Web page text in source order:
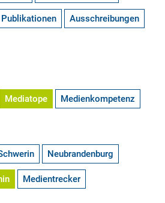
Publikationen Ausschreibungen
Mediatope Medienkompetenz
Neubrandenburg
Medientrecker